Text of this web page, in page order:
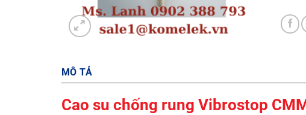
MÔ TẢ
Cao su chống rung Vibrostop